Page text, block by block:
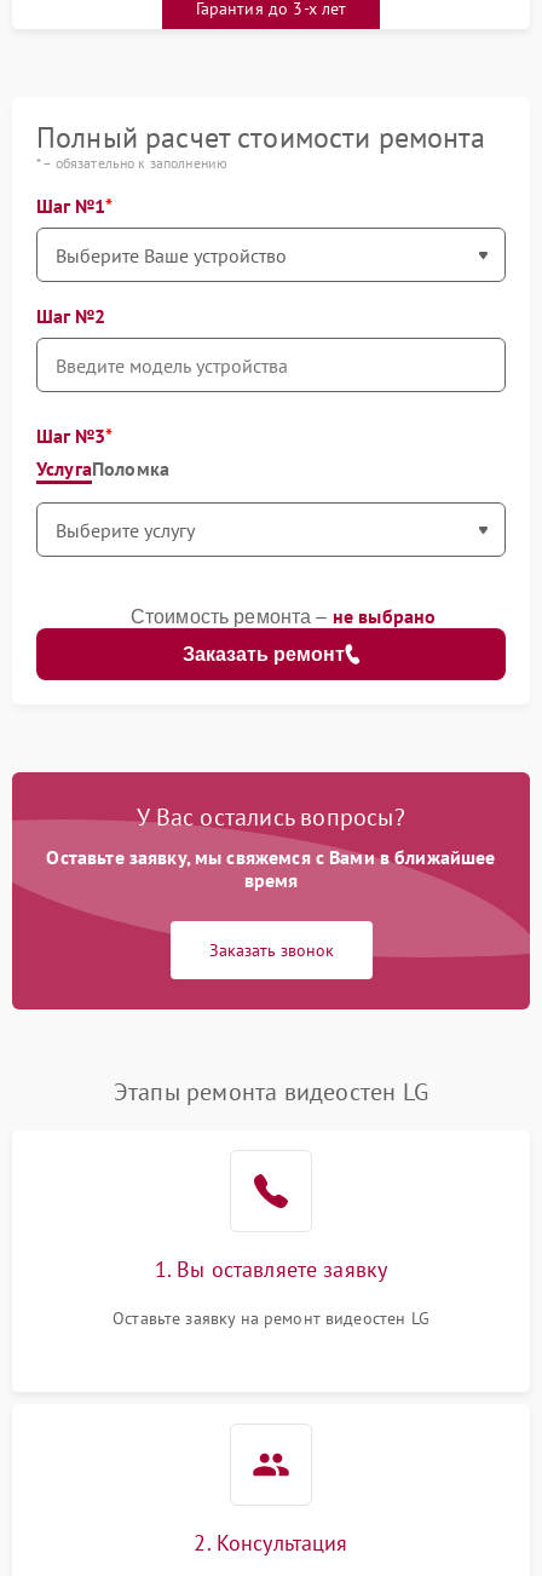
Гарантия до 3-х лет
Полный расчет стоимости ремонта
* – обязательно к заполнению
Шаг №1
Шаг №2
Шаг №3
УслугаПоломка
Заказать ремонт
Стоимость ремонта – не выбрано
У Вас остались вопросы?
Оставьте заявку, мы свяжемся с Вами в ближайшее
время
Заказать звонок
Этапы ремонта видеостен LG
1. Вы оставляете заявку
Оставьте заявку на ремонт видеостен LG
2. Консультация